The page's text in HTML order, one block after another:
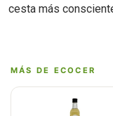
cesta más
MÁS DE ECOCER